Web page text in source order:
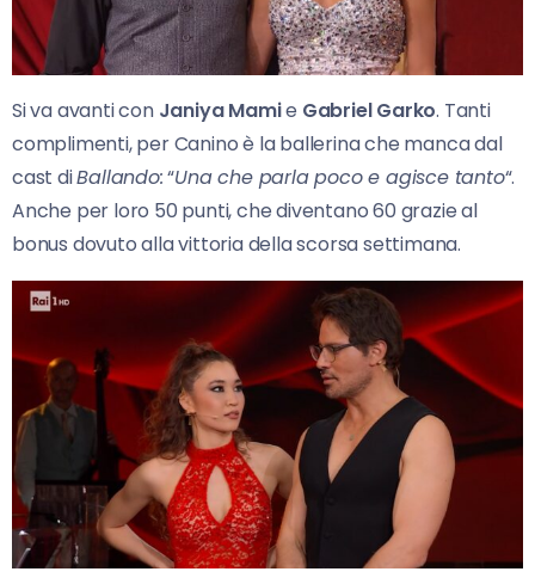
Si va avanti con Janiya Mamie Gabriel Garko. Tanti
complimenti, per Canino è la ballerina che manca dal
cast diBallando:“Una che parla poco e agisce tanto“.
Anche per loro 50 punti, che diventano 60 grazie al
bonus dovuto alla vittoria della scorsa settimana.